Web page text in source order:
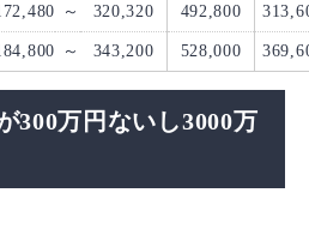
～ 320,320 492,800
～ 343,200 528,000
300万円ないし3000万